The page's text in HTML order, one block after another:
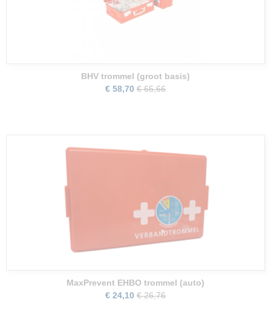
BHV trommel (groot basis)
€ 58,70 € 65,66
MaxPrevent EHBO trommel (auto)
€ 24,10 € 26,76